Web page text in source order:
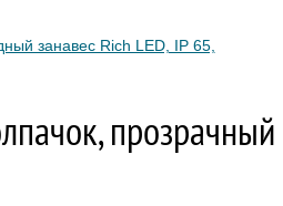
занавес Rich LED, IP 65,
прозрачный